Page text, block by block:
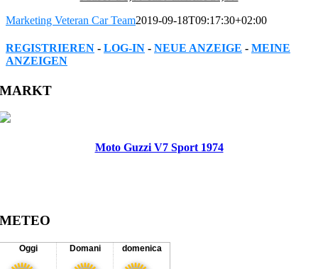
Marketing Veteran Car Team2019-09-18T09:17:30+02:00
REGISTRIEREN - LOG-IN - NEUE ANZEIGE - MEINE
ANZEIGEN
Facebook
Twitter
Reddit
LinkedIn
WhatsApp
Tumblr
Pinterest
Vk
Xing
Email
MARKT
Moto Guzzi V7 Sport 1974
METEO
Oggi Domani domenica